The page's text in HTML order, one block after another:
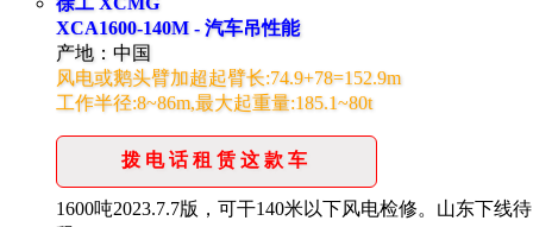
XCA1600-140M - 汽车吊性能
产地：中国
风电或鹅头臂加超起臂长:74.9+78=152.9m
工作半径:8~86m,最大起重量:185.1~80t
拨电话租赁这款车
1600吨2023.7.7版，可干140米以下风电检修。山东下线待